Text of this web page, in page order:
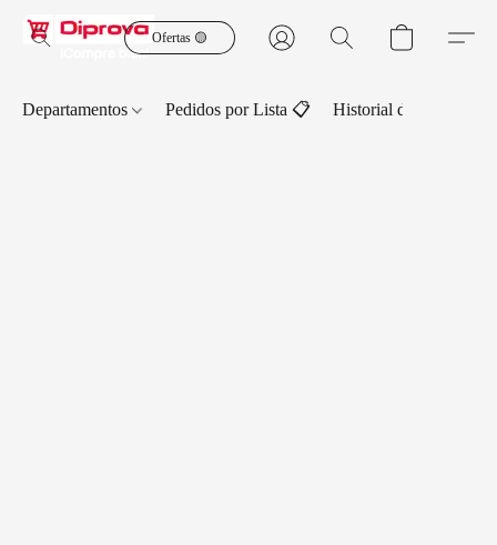
Ofertas 🟡
Departamentos Pedidos por Lista 📋 Historial de Pedidos